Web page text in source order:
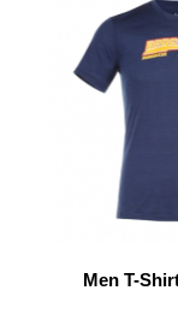
Men T-